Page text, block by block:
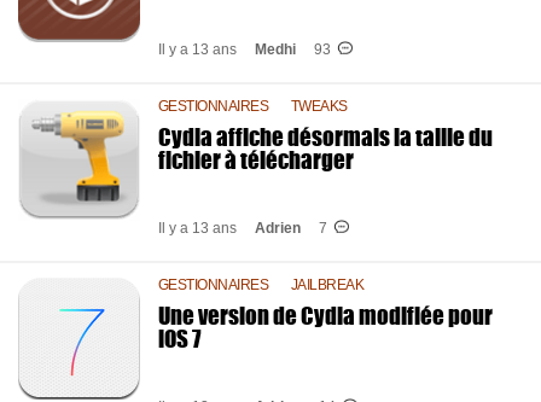
Il y a 13 ans Medhi 93
GESTIONNAIRES TWEAKS
Cydia affiche désormais la taille du
fichier à télécharger
Il y a 13 ans Adrien 7
GESTIONNAIRES JAILBREAK
Une version de Cydia modifiée pour
iOS 7